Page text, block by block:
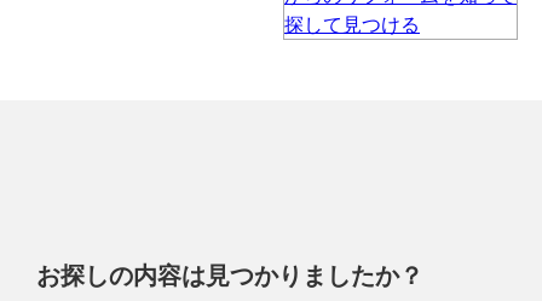
お探しの内容は見つかりましたか？